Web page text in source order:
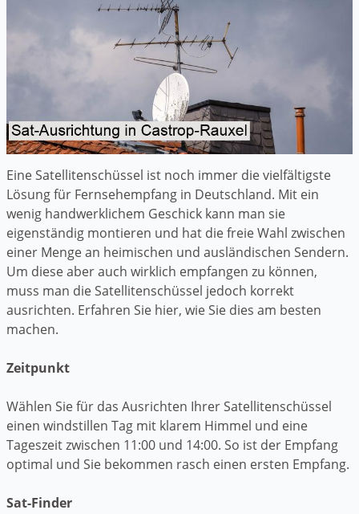
Eine Satellitenschüssel ist noch immer die vielfältigste
Lösung für Fernsehempfang in Deutschland. Mit ein
wenig handwerklichem Geschick kann man sie
eigenständig montieren und hat die freie Wahl zwischen
einer Menge an heimischen und ausländischen Sendern.
Um diese aber auch wirklich empfangen zu können,
muss man die Satellitenschüssel jedoch korrekt
ausrichten. Erfahren Sie hier, wie Sie dies am besten
machen.
Zeitpunkt
Wählen Sie für das Ausrichten Ihrer Satellitenschüssel
einen windstillen Tag mit klarem Himmel und eine
Tageszeit zwischen 11:00 und 14:00. So ist der Empfang
optimal und Sie bekommen rasch einen ersten Empfang.
Sat-Finder